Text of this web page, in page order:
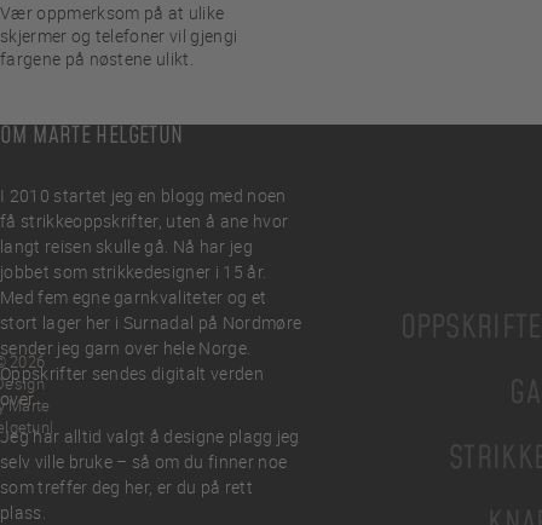
Vær oppmerksom på at ulike
skjermer og telefoner vil gjengi
fargene på nøstene ulikt.
OM MARTE HELGETUN
I 2010 startet jeg en blogg med noen
få strikkeoppskrifter, uten å ane hvor
langt reisen skulle gå. Nå har jeg
jobbet som strikkedesigner i 15 år.
Med fem egne garnkvaliteter og et
stort lager her i Surnadal på Nordmøre
sender jeg garn over hele Norge.
Oppskrifter sendes digitalt verden
over.
Jeg har alltid valgt å designe plagg jeg
selv ville bruke – så om du finner noe
som treffer deg her, er du på rett
plass.
2026
Marte